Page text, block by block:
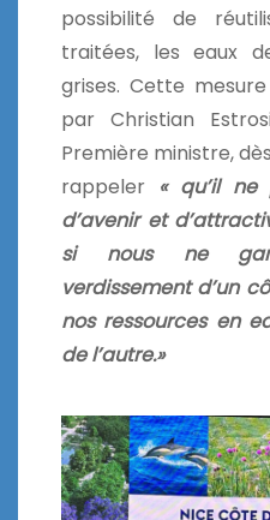
possibilité de
traitées, les eaux
grises. Cette
par Christian
Première ministre,
rappeler « qu’il
d’avenir et
si nous ne
verdissement d’un
nos ressources en
de l’autre.»